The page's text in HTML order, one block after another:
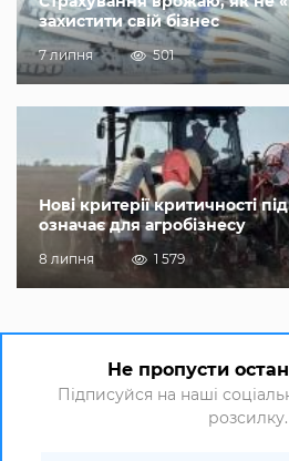
захистити свій бізнес
7 липня 501
Нові критерії критичності
означає для агробізнесу
8 липня 1 579
Не пропусти
Підписуйся на наші
розсилку.